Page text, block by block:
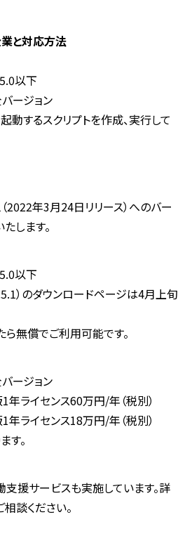
と対応方法
以下
ージョン
動するスクリプトを作成、実行して
2022年3月24日リリース）へのバー
します。
以下
）のダウンロードページは4月上旬
無償でご利用可能です。
ージョン
ライセンス60万円/年（税別）
ライセンス18万円/年（税別）
す。
援サービスも実施しています。詳
談ください。